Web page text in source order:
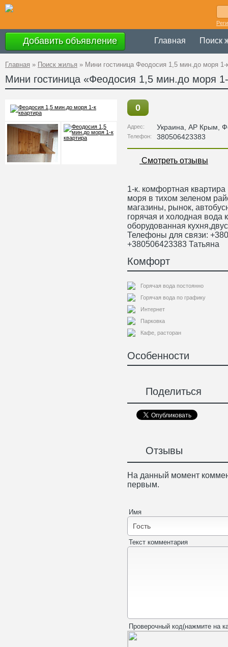
Добавить объявление Главная Поиск
Главная » Поиск жилья » Мини гостиница Феодосия 1,5 мин.до моря 1-
Мини гостиница «Феодосия 1,5 мин.до моря
0
Адрес: Украина АР Крым ,
Телефон: 380506423383
Смотреть отзывы
1-к. комфортная
моря в тихом зеленом
магазины, рынок,
горячая и холодная вода
оборудованная
Телефоны для связи:
+380506423383 Татьяна
Комфорт
Горячая вода постоянно
Горячая вода по графику
Интернет
Парковка
Кафе, расторан
Особенности
Поделиться
Отзывы
На данный момент
первым.
Имя
Текст комментария
Проверочный код(нажмите на